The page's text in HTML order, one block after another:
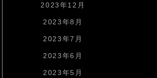
2023年12月
2023年8月
2023年7月
2023年6月
2023年5月